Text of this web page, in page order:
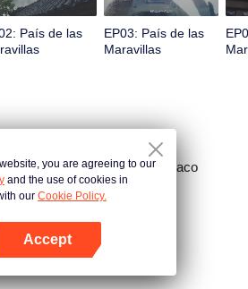
País de las
EP03: País de las
Maravillas
maestro del cultivo demoníaco
Eterno
you are agreeing to our
and the use of cookies in
our Cookie Policy.
Accept